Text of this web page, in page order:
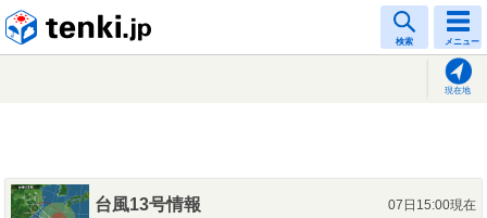
検索 メニュー
現在地
台風13号情報
07日15:00現在